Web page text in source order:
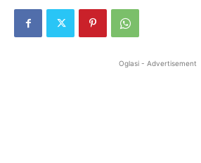
Oglasi - Advertisement